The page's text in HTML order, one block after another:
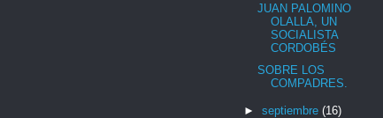
JUAN PALOMINO
OLALLA, UN
SOCIALISTA
CORDOBÉS
SOBRE LOS
COMPADRES.
► septiembre (16)